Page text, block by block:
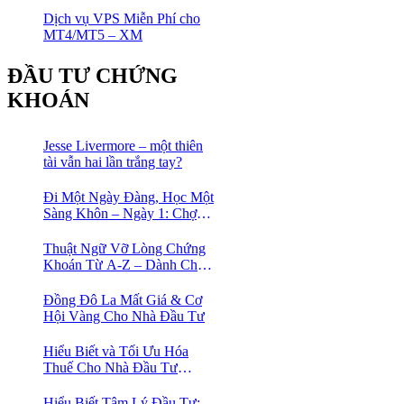
Dịch vụ VPS Miễn Phí cho
MT4/MT5 – XM
ĐẦU TƯ CHỨNG
KHOÁN
Jesse Livermore – một thiên
tài vẫn hai lần trắng tay?
Đi Một Ngày Đàng, Học Một
Sàng Khôn – Ngày 1: Chợ
Thuật Ngữ Vỡ Lòng Chứng
Khoán Từ A-Z – Dành Cho
Đồng Đô La Mất Giá & Cơ
Hội Vàng Cho Nhà Đầu Tư
Hiểu Biết và Tối Ưu Hóa
Thuế Cho Nhà Đầu Tư